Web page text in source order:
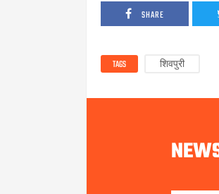
SHARE
TAGS शिवपुरी